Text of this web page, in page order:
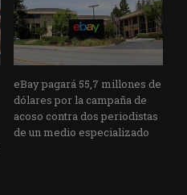
eBay pagará 55,7 millones de
dólares por la campaña de
acoso contra dos periodistas
de un medio especializado